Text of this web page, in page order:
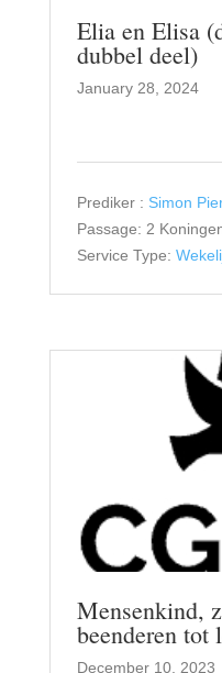
Elia en Elisa
dubbel deel)
January 28, 2024
Prediker : Simon
Passage: 2
Service Type:
Mensenkind,
beenderen tot
December 10, 2023